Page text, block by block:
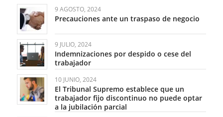
9 AGOSTO, 2024
Precauciones ante un traspaso de negocio
9 JULIO, 2024
Indemnizaciones por despido o cese del
trabajador
10 JUNIO, 2024
El Tribunal Supremo establece que un
trabajador fijo discontinuo no puede optar
a la jubilación parcial